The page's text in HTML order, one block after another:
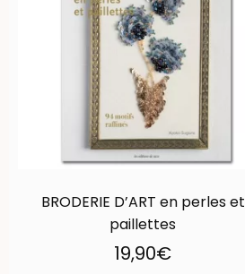
BRODERIE D’ART en perles et
paillettes
19,90€